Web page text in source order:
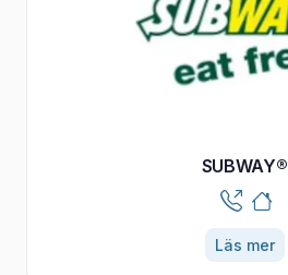
SUBWAY®
Läs mer